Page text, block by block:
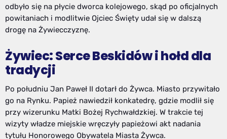
odbyło się na płycie dworca kolejowego, skąd po oficjalnych
powitaniach i modlitwie Ojciec Święty udał się w dalszą
drogę na Żywiecczyznę.
Żywiec: Serce Beskidów i hołd dla
tradycji
Po południu Jan Paweł II dotarł do Żywca. Miasto przywitało
go na Rynku. Papież nawiedził konkatedrę, gdzie modlił się
przy wizerunku Matki Bożej Rychwałdzkiej. W trakcie tej
wizyty władze miejskie wręczyły papieżowi akt nadania
tytułu Honorowego Obywatela Miasta Żywca.